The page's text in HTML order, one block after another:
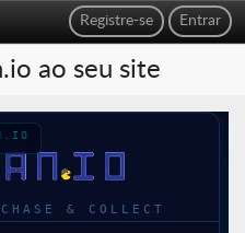
Entrar
Registre-se
ao seu site